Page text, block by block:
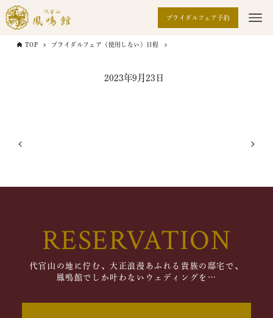
ブライダルフェア予約
TOP ブライダルフェア（使用しない）日程
2023年9月23日
RESERVATION
代官山の地に佇む、大正浪漫あふれる貴族の邸宅で、
鳳鳴館でしか叶わないウェディングを…